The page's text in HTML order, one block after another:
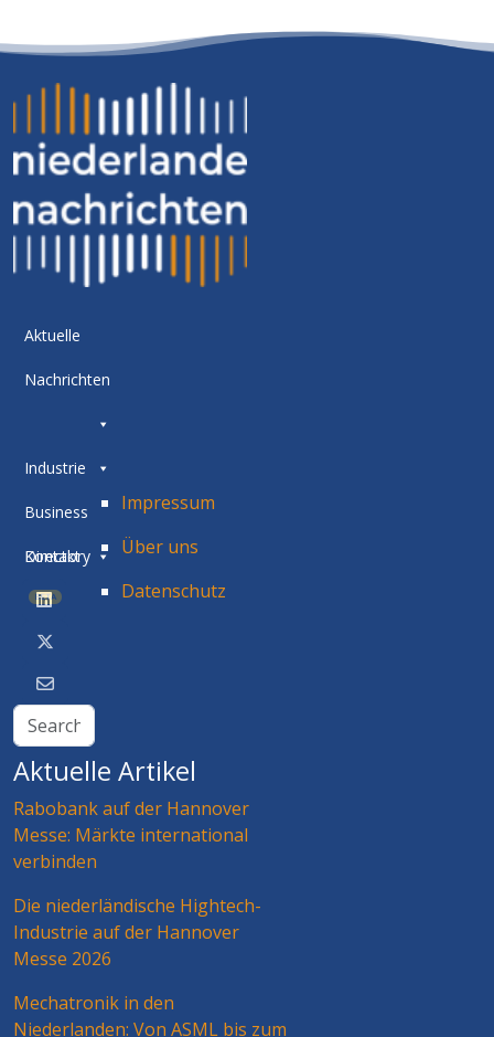
Aktuelle
Nachrichten
Industrie
Business
Directory
BETA
Kontakt
Impressum
Über uns
Datenschutz
Aktuelle Artikel
Rabobank auf der Hannover
Messe: Märkte international
verbinden
Die niederländische Hightech-
Industrie auf der Hannover
Messe 2026
Mechatronik in den
Niederlanden: Von ASML bis zum